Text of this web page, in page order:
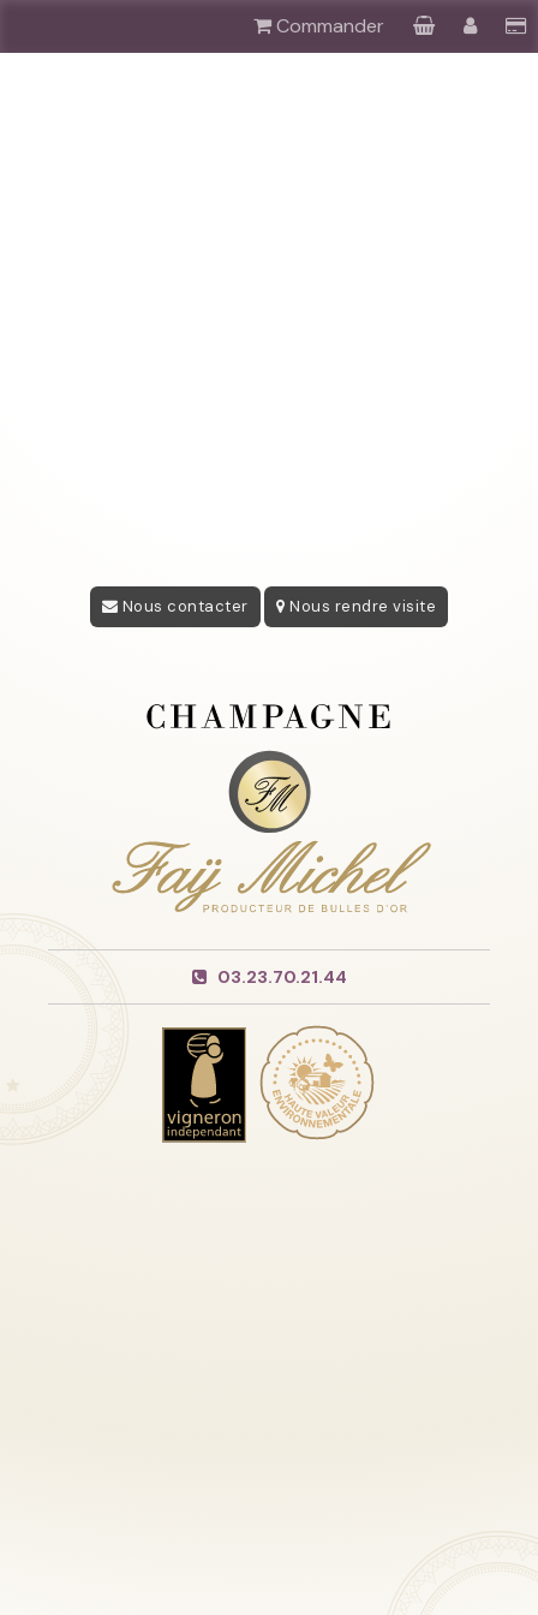
Commander
Nous contacter Nous rendre visite
03.23.70.21.44